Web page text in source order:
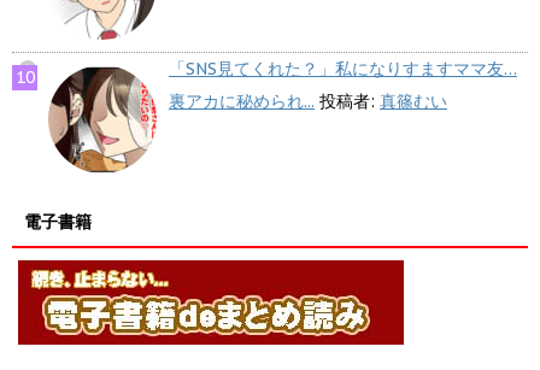
「SNS見てくれた？」私になりすますママ友…
裏アカに秘められ... 投稿者: 真篠むい
電子書籍